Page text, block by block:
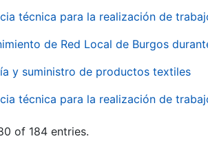
técnica para la realización de
de Red Local de Burgos
y suministro de productos textiles
técnica para la realización de
of 184 entries.